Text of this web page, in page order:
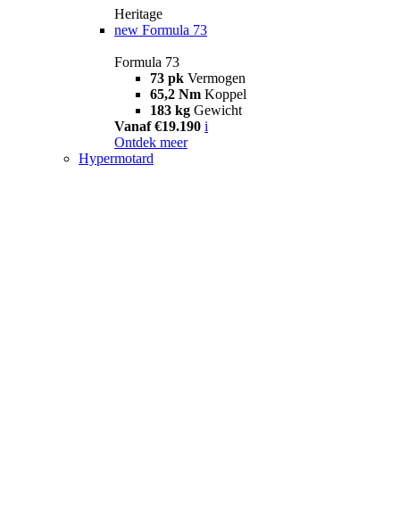
Heritage
new Formula 73
Formula 73
73 pk Vermogen
65,2 Nm Koppel
183 kg Gewicht
Vanaf €19.190 i
Ontdek meer
Hypermotard